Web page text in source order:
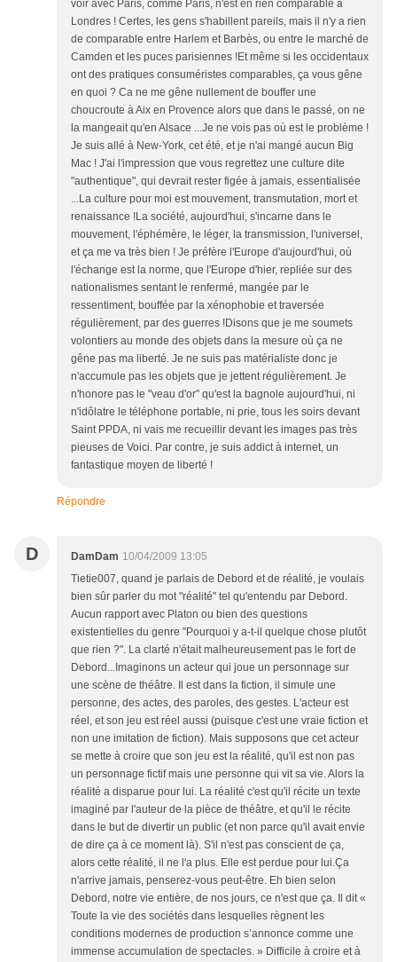
voir avec Paris, comme Paris, n'est en rien comparable à
Londres ! Certes, les gens s'habillent pareils, mais il n'y a rien
de comparable entre Harlem et Barbès, ou entre le marché de
Camden et les puces parisiennes !Et même si les occidentaux
ont des pratiques consuméristes comparables, ça vous gêne
en quoi ? Ca ne me gêne nullement de bouffer une
choucroute à Aix en Provence alors que dans le passé, on ne
la mangeait qu'en Alsace ...Je ne vois pas où est le problème !
Je suis allé à New-York, cet été, et je n'ai mangé aucun Big
Mac ! J'ai l'impression que vous regrettez une culture dite
"authentique", qui devrait rester figée à jamais, essentialisée
...La culture pour moi est mouvement, transmutation, mort et
renaissance !La société, aujourd'hui, s'incarne dans le
mouvement, l'éphémère, le léger, la transmission, l'universel,
et ça me va très bien ! Je préfère l'Europe d'aujourd'hui, où
l'échange est la norme, que l'Europe d'hier, repliée sur des
nationalismes sentant le renfermé, mangée par le
ressentiment, bouffée par la xénophobie et traversée
régulièrement, par des guerres !Disons que je me soumets
volontiers au monde des objets dans la mesure où ça ne
gêne pas ma liberté. Je ne suis pas matérialiste donc je
n'accumule pas les objets que je jettent régulièrement. Je
n'honore pas le "veau d'or" qu'est la bagnole aujourd'hui, ni
n'idôlatre le téléphone portable, ni prie, tous les soirs devant
Saint PPDA, ni vais me recueillir devant les images pas très
pieuses de Voici. Par contre, je suis addict à internet, un
fantastique moyen de liberté !
Répondre
D DamDam 10/04/2009 13:05
Tietie007, quand je parlais de Debord et de réalité, je voulais
bien sûr parler du mot "réalité" tel qu'entendu par Debord.
Aucun rapport avec Platon ou bien des questions
existentielles du genre "Pourquoi y a-t-il quelque chose plutôt
que rien ?". La clarté n'était malheureusement pas le fort de
Debord...Imaginons un acteur qui joue un personnage sur
une scène de théâtre. Il est dans la fiction, il simule une
personne, des actes, des paroles, des gestes. L'acteur est
réel, et son jeu est réel aussi (puisque c'est une vraie fiction et
non une imitation de fiction). Mais supposons que cet acteur
se mette à croire que son jeu est la réalité, qu'il est non pas
un personnage fictif mais une personne qui vit sa vie. Alors la
réalité a disparue pour lui. La réalité c'est qu'il récite un texte
imaginé par l'auteur de la pièce de théâtre, et qu'il le récite
dans le but de divertir un public (et non parce qu'il avait envie
de dire ça à ce moment là). S'il n'est pas conscient de ça,
alors cette réalité, il ne l'a plus. Elle est perdue pour lui.Ça
n'arrive jamais, penserez-vous peut-être. Eh bien selon
Debord, notre vie entière, de nos jours, ce n'est que ça. Il dit «
Toute la vie des sociétés dans lesquelles règnent les
conditions modernes de production s’annonce comme une
immense accumulation de spectacles. » Difficile à croire et à